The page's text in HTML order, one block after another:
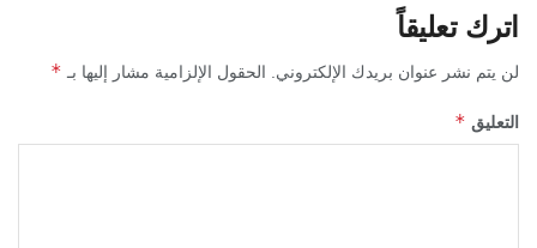
اترك تعليقاً
لن يتم نشر عنوان بريدك الإلكتروني. الحقول الإلزامية مشار إليها بـ *
التعليق *